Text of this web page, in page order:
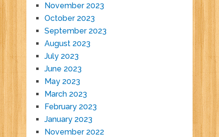
November 2023
October 2023
September 2023
August 2023
July 2023
June 2023
May 2023
March 2023
February 2023
January 2023
November 2022